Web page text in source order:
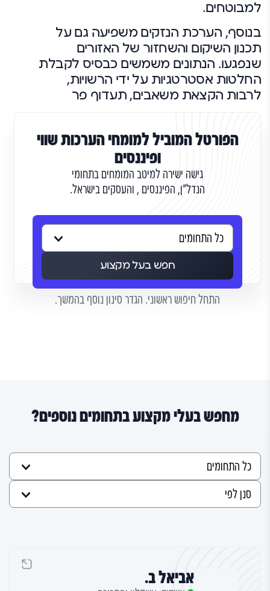
למבוטחים.
בנוסף, הערכת הנזקים משפיעה גם על
תכנון השיקום והשחזור של האזורים
שנפגעו. הנתונים משמשים כבסיס לקבלת
החלטות אסטרטגיות על ידי הרשויות,
לרבות הקצאת משאבים, תעדוף פר
הפורטל המוביל למומחי הערכות שווי
ופיננסים
גישה ישירה למיטב המומחים בתחומי
הנדל"ן, הפיננסים , והעסקים בישראל.
חפש בעל מקצוע
התחל חיפוש ראשוני. הגדר סינון נוסף בהמשך.
מחפש בעלי מקצוע בתחומים נוספים?
אביאל ב.